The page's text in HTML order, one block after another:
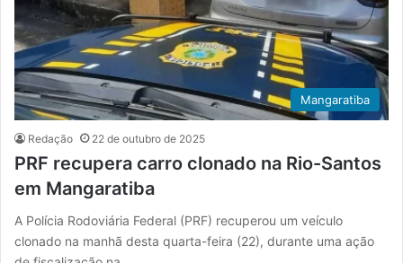
Mangaratiba
Redação 22 de outubro de 2025
PRF recupera carro clonado na Rio-Santos
em Mangaratiba
A Polícia Rodoviária Federal (PRF) recuperou um veículo
clonado na manhã desta quarta-feira (22), durante uma ação